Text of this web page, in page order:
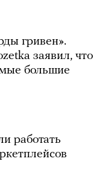
гривен».
заявил, что
большие
работать